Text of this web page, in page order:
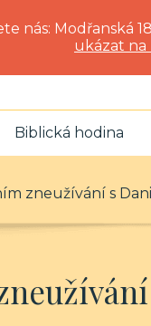
nás: Modřanská
ukázat na
Biblická hodina
zneužívání s